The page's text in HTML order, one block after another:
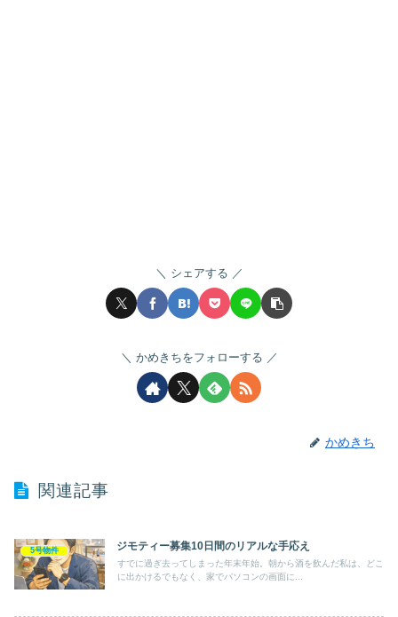
シェアする
かめきちをフォローする
かめきち
関連記事
5号物件 ジモティー募集10日間のリアルな手応え
すでに過ぎ去ってしまった年末年始。朝から酒を飲んだ私は、どこ
に出かけるでもなく、家でパソコンの画面に...